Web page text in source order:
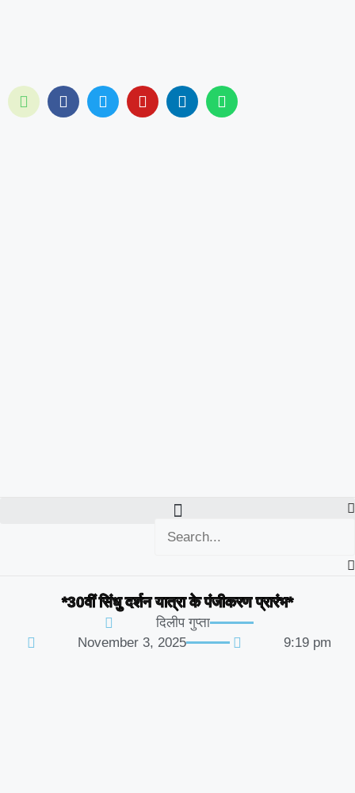
*30वीं सिंधु दर्शन यात्रा के पंजीकरण प्रारंभ*
दिलीप गुप्ता
November 3, 2025
9:19 pm